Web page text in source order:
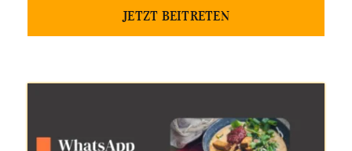
JETZT BEITRETEN